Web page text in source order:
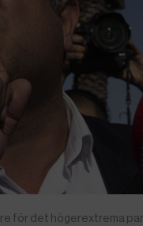
för det högerextrema